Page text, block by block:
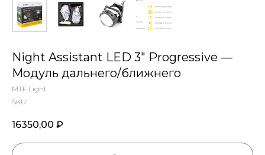
Night Assistant LED 3″ Progressive —
Модуль дальнего/ближнего
MTF Light
SKU:
16350,00 ₽